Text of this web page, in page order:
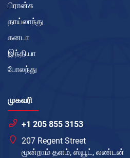
பிரான்சு
தாய்லாந்து
கனடா
இந்தியா
போலந்து
முகவரி
+1 205 855 3153
207 Regent Street
மூன்றாம் தளம், ஸ்யூட், லண்டன்